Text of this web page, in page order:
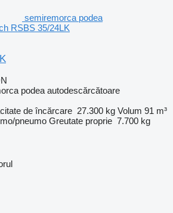
semiremorca podea
RSBS 35/24LK
podea autodescărcătoare
de încărcare 27.300 kg Volum 91 m³
pneumo Greutate proprie 7.700 kg